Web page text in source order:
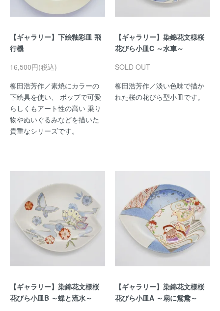
【ギャラリー】下絵釉彩皿 飛
行機
16,500円(税込)
柳田浩芳作／素焼にカラーの
下絵具を使い、 ポップで可愛
らしくもアート性の高い 乗り
物やぬいぐるみなどを描いた
貴重なシリーズです。
【ギャラリー】染錦花文様桜
花びら小皿C ～水車～
SOLD OUT
柳田浩芳作／淡い色味で描か
れた桜の花びら型小皿です。
【ギャラリー】染錦花文様桜
花びら小皿B ～蝶と流水～
【ギャラリー】染錦花文様桜
花びら小皿A ～扇に鴛鴦～